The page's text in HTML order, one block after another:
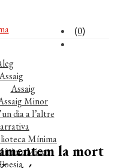
(0)
Assaig
Minor
dia a l’altre
Mínima
Minor
la mort